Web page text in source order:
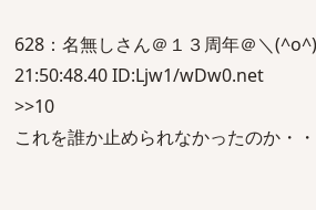
628：名無しさん＠１３周年＠＼
21:50:48.40 ID:Ljw1/wDw0.net
>>10
これを誰か止められなかったのか・・